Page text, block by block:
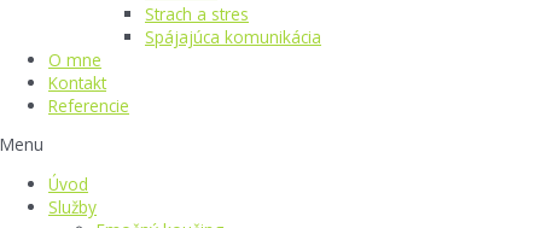
Strach a stres
Spájajúca komunikácia
O mne
Kontakt
Referencie
Menu
Úvod
Služby